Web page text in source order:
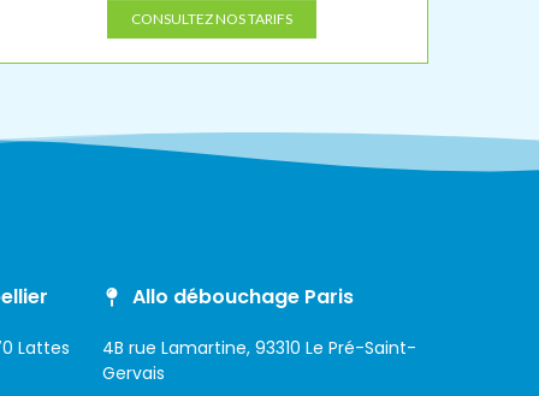
CONSULTEZ NOS TARIFS
Lattes
Allo débouchage Paris
4B rue Lamartine, 93310 Le Pré-Saint-
Gervais